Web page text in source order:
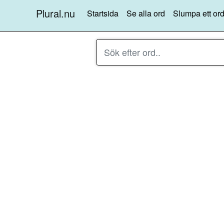
Plural.nu Startsida Se alla ord Slumpa ett